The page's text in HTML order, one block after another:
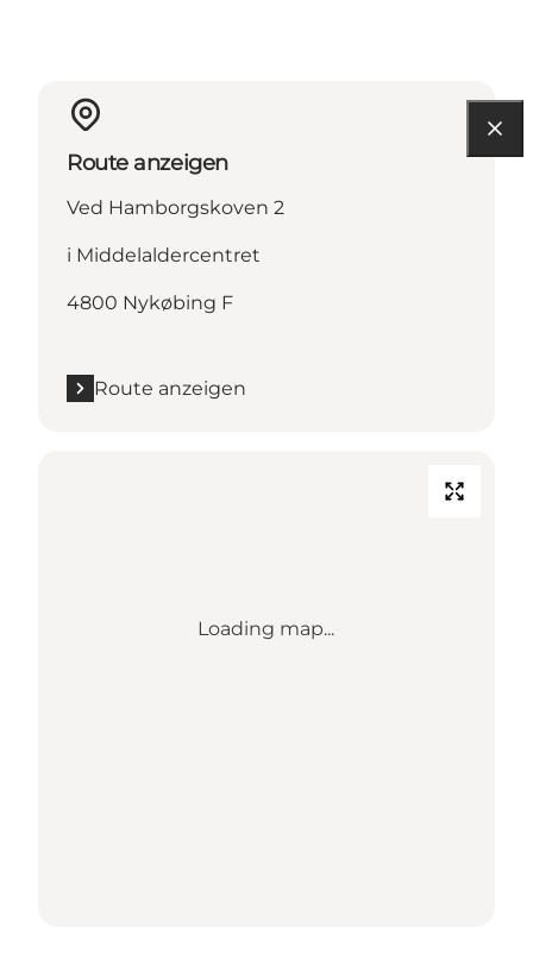
Route anzeigen
Ved Hamborgskoven 2
i Middelaldercentret
4800 Nykøbing F
Route anzeigen
Loading map...